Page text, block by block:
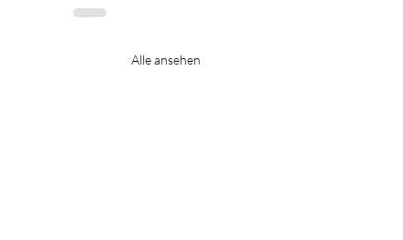
Alle ansehen